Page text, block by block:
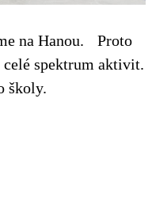
na Hanou. Proto
celé spektrum aktivit.
školy.